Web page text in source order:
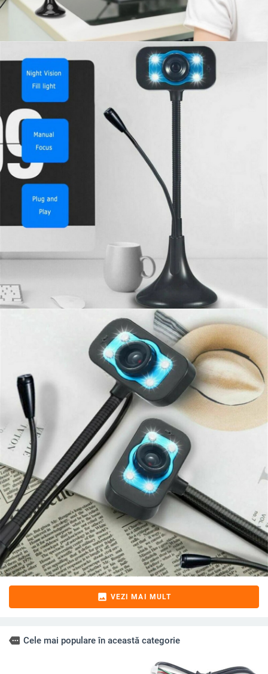
image VEZI MAI MULT
more Cele mai populare în această categorie